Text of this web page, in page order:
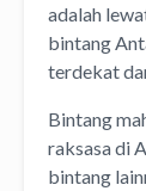
adalah
bintang
terdekat
Bintang
raksasa di
bintang